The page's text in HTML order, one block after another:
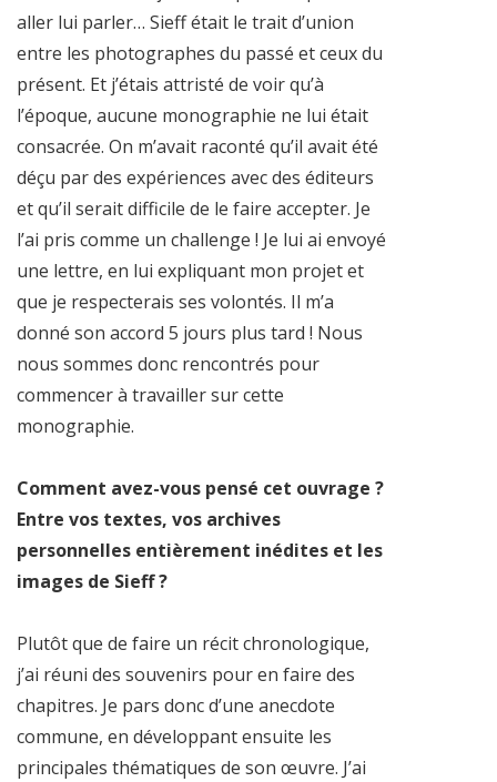
aller lui parler… Sieff était le trait d’union
entre les photographes du passé et ceux du
présent. Et j’étais attristé de voir qu’à
l’époque, aucune monographie ne lui était
consacrée. On m’avait raconté qu’il avait été
déçu par des expériences avec des éditeurs
et qu’il serait difficile de le faire accepter. Je
l’ai pris comme un challenge ! Je lui ai envoyé
une lettre, en lui expliquant mon projet et
que je respecterais ses volontés. Il m’a
donné son accord 5 jours plus tard ! Nous
nous sommes donc rencontrés pour
commencer à travailler sur cette
monographie.
Comment avez-vous pensé cet ouvrage ?
Entre vos textes, vos archives
personnelles entièrement inédites et les
images de Sieff ?
Plutôt que de faire un récit chronologique,
j’ai réuni des souvenirs pour en faire des
chapitres. Je pars donc d’une anecdote
commune, en développant ensuite les
principales thématiques de son œuvre. J’ai